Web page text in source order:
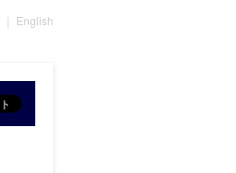
English